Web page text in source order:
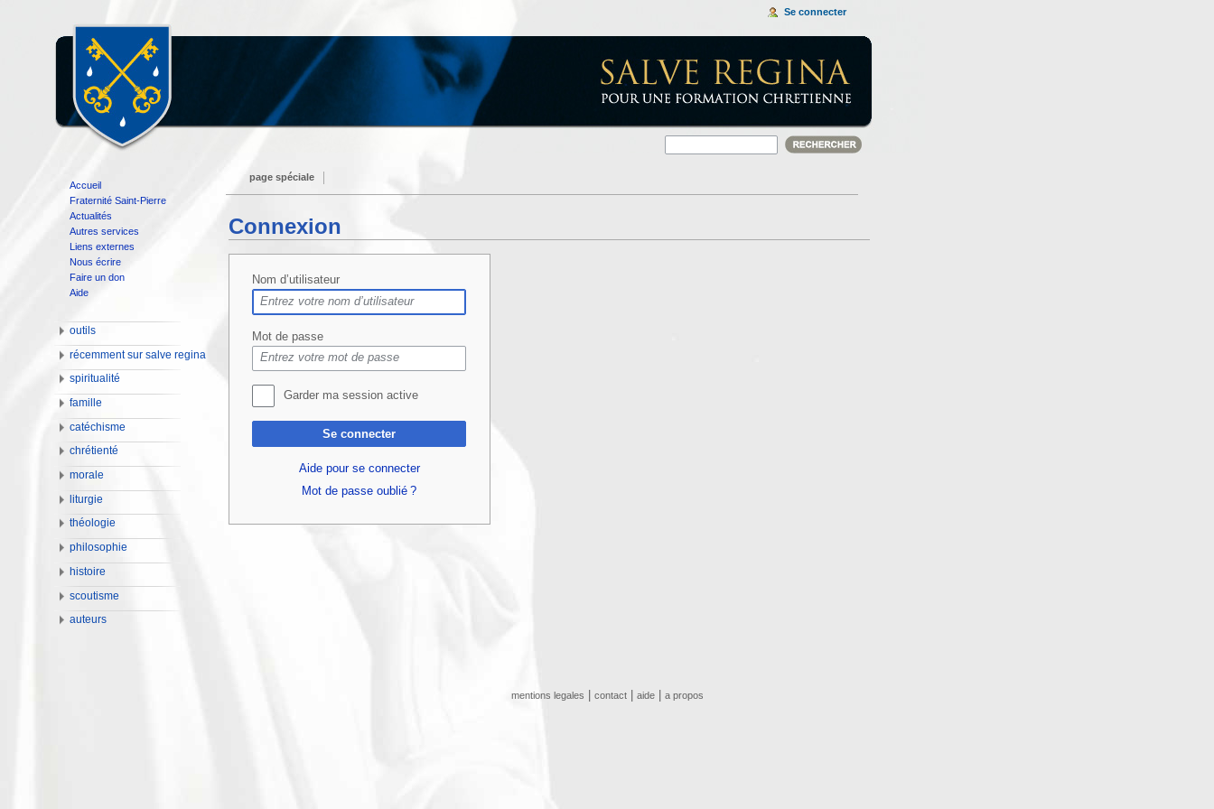
Connexion
Nom d’utilisateur
Mot de passe
Garder ma session active
Se connecter
Aide pour se connecter
Mot de passe oublié ?
page spéciale
Se connecter
Accueil
Fraternité Saint-Pierre
Actualités
Autres services
Liens externes
Nous écrire
Faire un don
Aide
outils
récemment sur salve regina
spiritualité
famille
catéchisme
chrétienté
morale
liturgie
théologie
philosophie
histoire
scoutisme
auteurs
mentions legales contact| aide| a propos